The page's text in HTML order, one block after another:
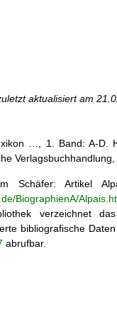
aktualisiert am
…, 1. Band: A-D.
Schäfer: Artikel
BiographienA/
verzeichnet
bibliografische
abrufbar.